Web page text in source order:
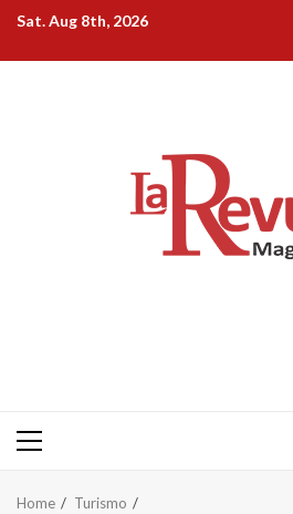
Skip
content
Sat. Aug 8th, 2026
Primary
Home
Turismo